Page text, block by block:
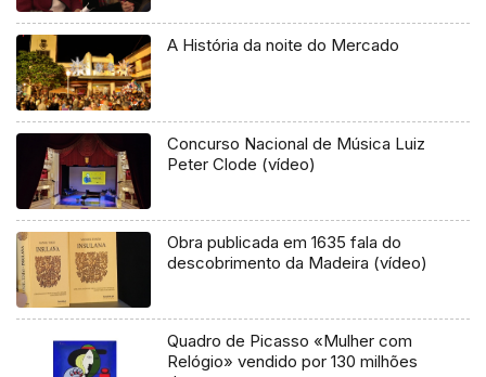
A História da noite do Mercado
Concurso Nacional de Música Luiz
Peter Clode (vídeo)
Obra publicada em 1635 fala do
descobrimento da Madeira (vídeo)
Quadro de Picasso «Mulher com
Relógio» vendido por 130 milhões